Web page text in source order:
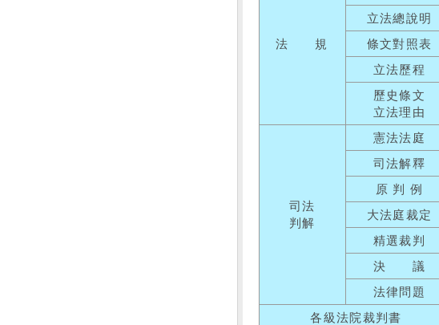
法 規
立法總說明
條文對照表
立法歷程
歷史條文
立法理由
司法
判解
憲法法庭
司法解釋
原 判 例
大法庭裁定
精選裁判
決 議
法律問題
各級法院裁判書